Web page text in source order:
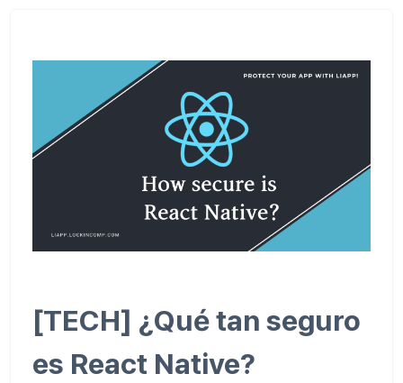
[TECH] ¿Qué tan seguro
es React Native?